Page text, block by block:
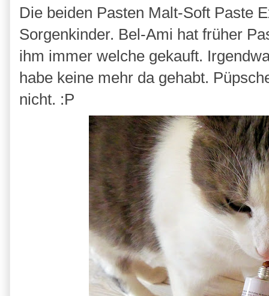
Die beiden Pasten Malt-Soft Paste
Sorgenkinder. Bel-Ami hat früher
ihm immer welche gekauft.
habe keine mehr da gehabt.
nicht. :P